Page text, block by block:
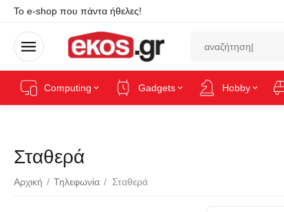
Το e-shop που πάντα ήθελες!
Computing Gadgets Hobby
Σταθερά
Αρχική / Τηλεφωνία / Σταθερά